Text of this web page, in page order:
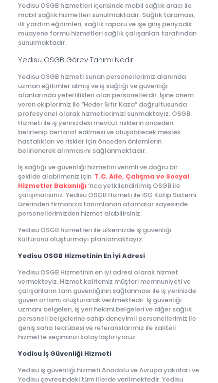
Yedisu OSGB hizmetleri içerisinde mobil sağlık aracı ile
mobil sağlık hizmetleri sunulmaktadır. Sağlık taraması,
ilk yardım eğitimleri, sağlık raporu ve işe giriş periyodik
muayene formu hizmetleri sağlık çalışanları tarafından
sunulmaktadır.
Yedisu OSGB Görev Tanımı Nedir
Yedisu OSGB hizmeti sunan personellerimiz alanında
uzman eğitimler almış ve iş sağlığı ve güvenliği
alanlarında yeterlilikleri olan personellerdir. İşine önem
veren ekiplerimiz ile “Heder Sıfır Kaza” doğrultusunda
profesyonel olarak hizmetlerimizi sunmaktayız. OSGB
Hizmeti ile iş yerinizdeki mevcut risklerin önceden
belirlenip bertaraf edilmesi ve oluşabilecek meslek
hastalıkları ve riskler için önceden önlemlerin
belirlenerek alınmasını sağlanmaktadır.
İş sağlığı ve güvenliği hizmetini verimli ve doğru bir
şekilde alabilmeniz için T.C. Aile, Çalışma ve Sosyal
Hizmetler Bakanlığı‘nca yetkilendirilmiş OSGB ile
çalışmalısınız. Yedisu OSGB Hizmeti ile İSG Katip Sistemi
üzerinden firmanıza tanımlanan atamalar sayesinde
personellerimizden hizmet alabilirsiniz.
Yedisu OSGB hizmetleri ile ülkemizde iş güvenliği
kültürünü oluşturmayı planlamaktayız.
Yedisu OSGB Hizmetinin En İyi Adresi
Yedisu OSGB Hizmetinin en iyi adresi olarak hizmet
vermekteyiz. Hizmet kalitemiz müşteri memnuniyeti ve
çalışanların tam güvenliğinin sağlanması ile iş yerinizde
güven ortamı oluşturarak verilmektedir. İş güvenliği
uzmanı belgeleri, iş yeri hekimi belgeleri ve diğer sağlık
personeli belgelerine sahip deneyimli personellerimiz ile
geniş saha tecrübesi ve referanslarımız ile kaliteli
hizmette seçiminizi kolaylaştırıyoruz.
Yedisu İş Güvenliği Hizmeti
Yedisu iş güvenliği hizmeti Anadolu ve Avrupa yakaları ve
Yedisu çevresindeki tüm illerde verilmektedir. Yedisu